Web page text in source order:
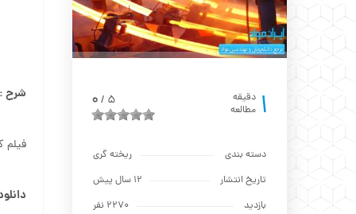
1 دقیقه
مطالعه
5
/
0
دسته بندی
ریخته گری
تاریخ انتشار
12 سال پیش
بازدید
2270 نفر
شرح :
فیلم